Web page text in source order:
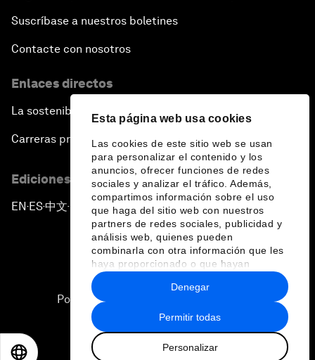
Esta página web usa cookies
Las cookies de este sitio web se usan
para personalizar el contenido y los
anuncios, ofrecer funciones de redes
sociales y analizar el tráfico. Además,
compartimos información sobre el uso
que haga del sitio web con nuestros
partners de redes sociales, publicidad y
análisis web, quienes pueden
combinarla con otra información que les
haya proporcionado o que hayan
recopilado a partir del uso que haya
hecho de sus servicios.
Permitir todas
Personalizar
Denegar
Suscríbase a nuestros boletines
Contacte con nosotros
Enlaces directos
La sostenibilidad en el Foro
Carreras profesionales
Ediciones en otros idiomas
EN ▪ES▪中文▪ 日本語
Política de privacidad y normas de uso
Sitemap
2026 Foro Económico Mundial